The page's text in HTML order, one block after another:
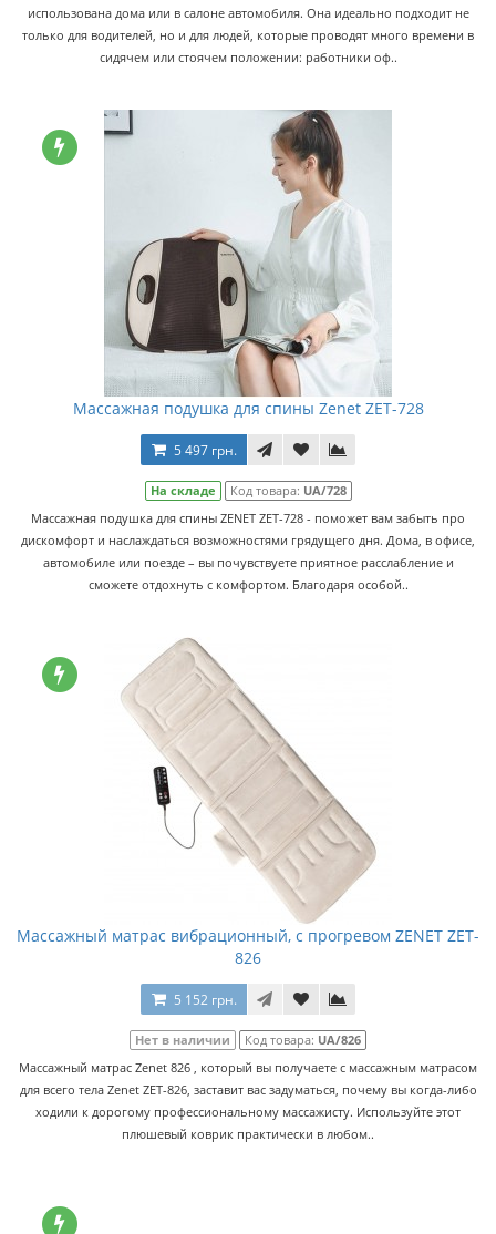
использована дома или в салоне автомобиля. Она идеально подходит не
только для водителей, но и для людей, которые проводят много времени в
сидячем или стоячем положении: работники оф..
Массажная подушка для спины Zenet ZET-728
5 497 грн.
На складе Код товара: UA/728
Массажная подушка для спины ZENET ZET-728 - поможет вам забыть про
дискомфорт и наслаждаться возможностями грядущего дня. Дома, в офисе,
автомобиле или поезде – вы почувствуете приятное расслабление и
сможете отдохнуть с комфортом. Благодаря особой..
Массажный матрас вибрационный, с прогревом ZENET ZET-
826
5 152 грн.
Нет в наличии Код товара: UA/826
Массажный матрас Zenet 826 , который вы получаете с массажным матрасом
для всего тела Zenet ZET-826, заставит вас задуматься, почему вы когда-либо
ходили к дорогому профессиональному массажисту. Используйте этот
плюшевый коврик практически в любом..